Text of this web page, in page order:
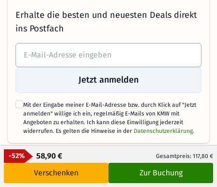
-52% 58,90 € Gesamtpreis: 117,80 €
Verschenken Zur Buchung
Erhalte die besten und neuesten Deals direkt
ins Postfach
Jetzt anmelden
Mit der Eingabe meiner E-Mail-Adresse bzw. durch Klick auf "Jetzt
anmelden" willige ich ein, regelmäßig E-Mails von KMW mit
Angeboten zu erhalten. Ich kann diese Einwilligung jederzeit
widerrufen. Es gelten die Hinweise in der Datenschutzerklärung.